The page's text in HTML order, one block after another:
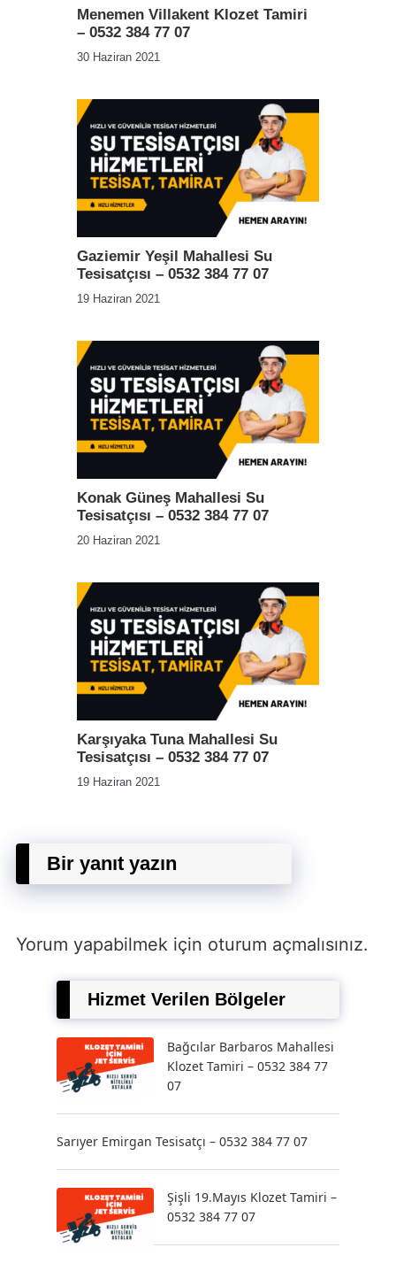
Menemen Villakent Klozet Tamiri
– 0532 384 77 07
30 Haziran 2021
Gaziemir Yeşil Mahallesi Su
Tesisatçısı – 0532 384 77 07
19 Haziran 2021
Konak Güneş Mahallesi Su
Tesisatçısı – 0532 384 77 07
20 Haziran 2021
Karşıyaka Tuna Mahallesi Su
Tesisatçısı – 0532 384 77 07
19 Haziran 2021
Bir yanıt yazın
Yorum yapabilmek için oturum açmalısınız.
Hizmet Verilen Bölgeler
Bağcılar Barbaros Mahallesi
Klozet Tamiri – 0532 384 77
07
Sarıyer Emirgan Tesisatçı – 0532 384 77 07
Şişli 19.Mayıs Klozet Tamiri –
0532 384 77 07